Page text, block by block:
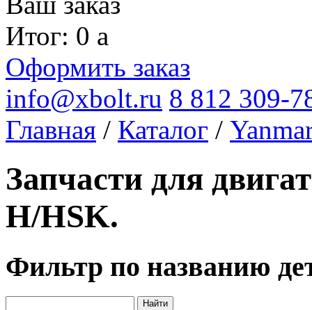
Итог: 0 a
Оформить заказ
info@xbolt.ru 8 812 309-
Главная / Каталог /
Запчасти для
H/HSK.
Фильтр по названию
Найти